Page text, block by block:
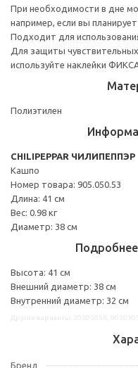
При необходимости в дне
например, если вы
Подходит для
Для защиты
используйте наклейки
Полиэтилен
CHILIPEPPAR ЧИЛИПЕППЭР
Кашпо
Номер товара: 905.050.53
Длина: 41 см
Вес: 0.98 кг
Диаметр: 38 см
Высота: 41 см
Внешний диаметр: 38 см
Внутренний диаметр: 32 см
Бренд